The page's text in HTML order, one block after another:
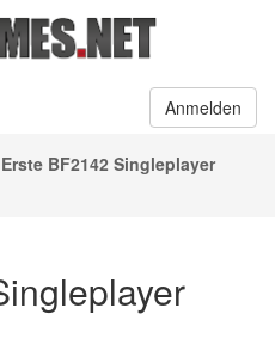
Anmelden
Erste BF2142 Singleplayer